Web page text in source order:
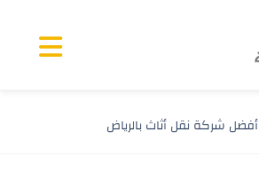
أفضل شركة نقل أثاث بالرياض